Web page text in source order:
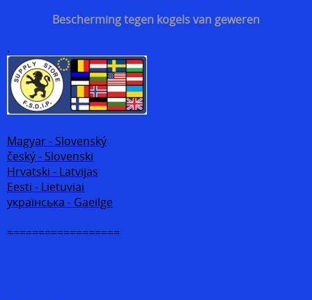
Bescherming tegen kogels van geweren
.
Magyar - Slovenský
český - Slovenski
Hrvatski - Latvijas
Eesti - Lietuviai
українська - Gaeilge
==================